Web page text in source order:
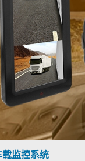
载监控系统